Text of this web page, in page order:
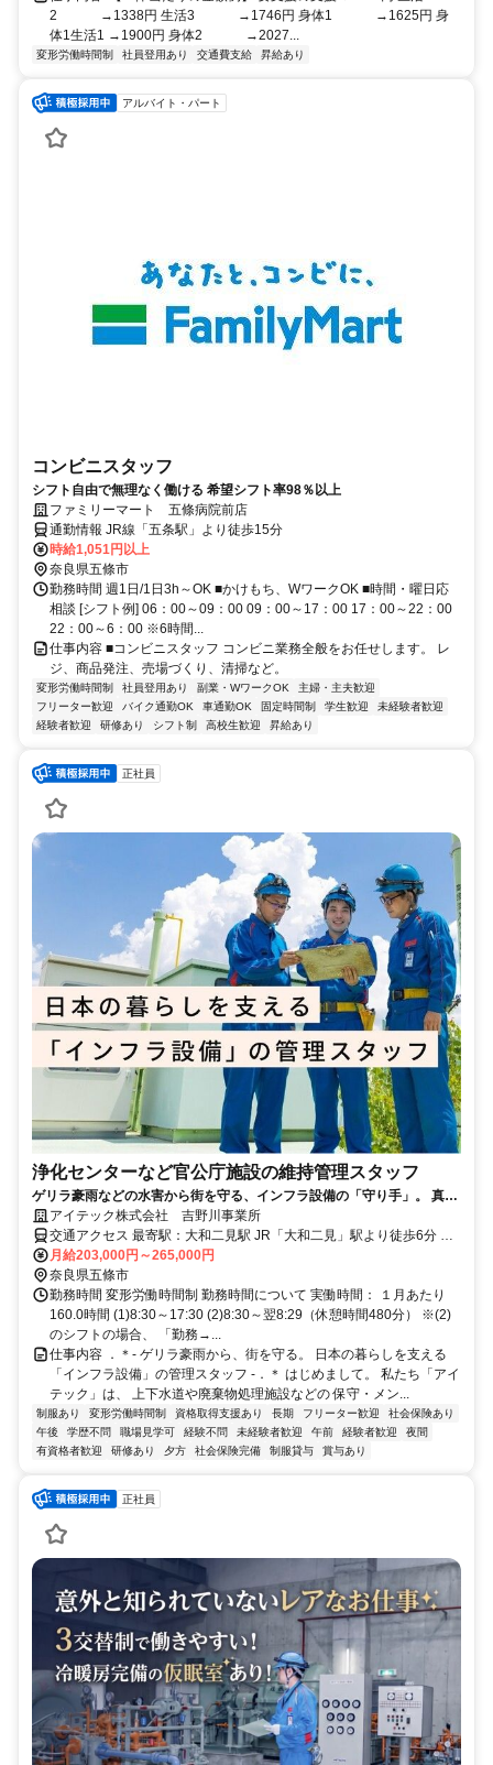
2 →1338円 生活3 →1746円 身体1 →1625円 身
体1生活1 →1900円 身体2 →2027...
変形労働時間制 社員登用あり 交通費支給 昇給あり
アルバイト・パート
コンビニスタッフ
シフト自由で無理なく働ける 希望シフト率98％以上
ファミリーマート 五條病院前店
通勤情報 JR線「五条駅」より徒歩15分
時給1,051円以上
奈良県五條市
勤務時間 週1日/1日3h～OK ■かけもち、WワークOK ■時間・曜日応
相談 [シフト例] 06：00～09：00 09：00～17：00 17：00～22：00
22：00～6：00 ※6時間...
仕事内容 ■コンビニスタッフ コンビニ業務全般をお任せします。 レ
ジ、商品発注、売場づくり、清掃など。
変形労働時間制 社員登用あり 副業・WワークOK
主婦・主夫歓迎
フリーター歓迎
バイク通勤OK 車通勤OK 固定時間制 学生歓迎
未経験者歓迎
経験者歓迎
研修あり シフト制 高校生歓迎 昇給あり
正社員
浄化センターなど官公庁施設の維持管理スタッフ
ゲリラ豪雨などの水害から街を守る、インフラ設備の「守り手」。 真剣
に仕事に向き合うあなたに「資格」と「安定」を。
アイテック株式会社 吉野川事業所
交通アクセス 最寄駅：大和二見駅 JR「大和二見」駅より徒歩6分 ※
車通勤OK
月給203,000円～265,000円
奈良県五條市
勤務時間 変形労働時間制 勤務時間について 実働時間： １月あたり
160.0時間 (1)8:30～17:30 (2)8:30～翌8:29（休憩時間480分） ※(2)
のシフトの場合、 「勤務→...
仕事内容 ．＊- ゲリラ豪雨から、街を守る。 日本の暮らしを支える
「インフラ設備」の管理スタッフ -．＊ はじめまして。 私たち「アイ
テック」は、 上下水道や廃棄物処理施設などの 保守・メン...
制服あり 変形労働時間制 資格取得支援あり 長期 フリーター歓迎
社会保険あり
午後
学歴不問 職場見学可 経験不問 未経験者歓迎 午前 経験者歓迎
夜間
有資格者歓迎
研修あり 夕方 社会保険完備 制服貸与 賞与あり
正社員